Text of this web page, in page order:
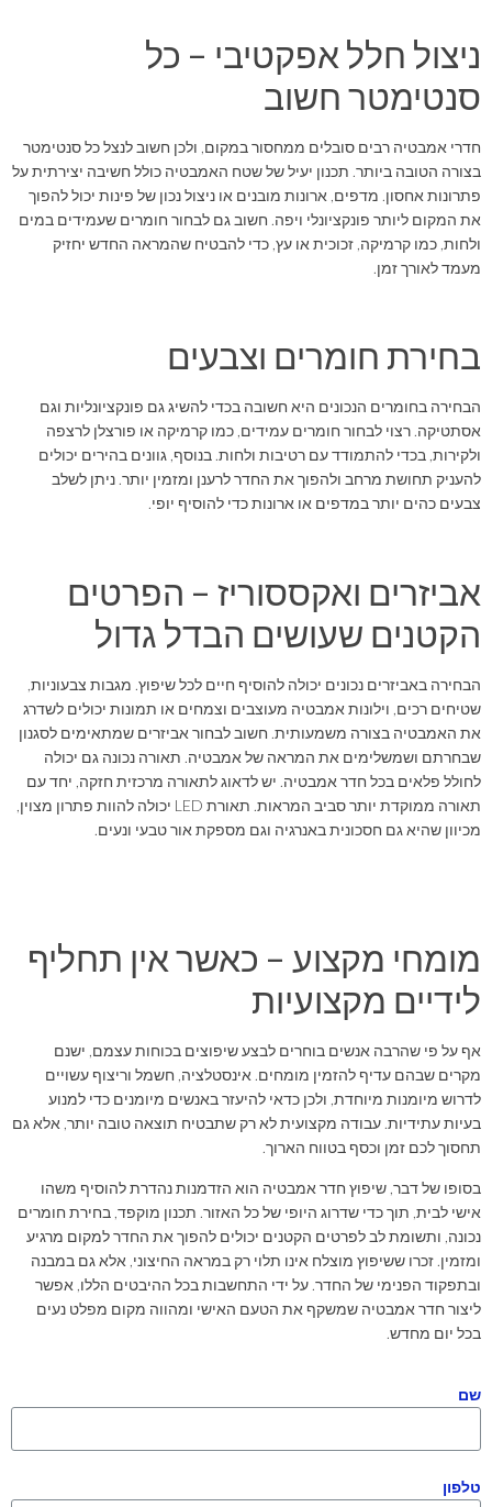
ניצול חלל אפקטיבי – כל
סנטימטר חשוב
חדרי אמבטיה רבים סובלים ממחסור במקום, ולכן חשוב לנצל כל סנטימטר
בצורה הטובה ביותר. תכנון יעיל של שטח האמבטיה כולל חשיבה יצירתית על
פתרונות אחסון. מדפים, ארונות מובנים או ניצול נכון של פינות יכול להפוך
את המקום ליותר פונקציונלי ויפה. חשוב גם לבחור חומרים שעמידים במים
ולחות, כמו קרמיקה, זכוכית או עץ, כדי להבטיח שהמראה החדש יחזיק
מעמד לאורך זמן.
בחירת חומרים וצבעים
הבחירה בחומרים הנכונים היא חשובה בכדי להשיג גם פונקציונליות וגם
אסתטיקה. רצוי לבחור חומרים עמידים, כמו קרמיקה או פורצלן לרצפה
ולקירות, בכדי להתמודד עם רטיבות ולחות. בנוסף, גוונים בהירים יכולים
להעניק תחושת מרחב ולהפוך את החדר לרענן ומזמין יותר. ניתן לשלב
צבעים כהים יותר במדפים או ארונות כדי להוסיף יופי.
אביזרים ואקססוריז – הפרטים
הקטנים שעושים הבדל גדול
הבחירה באביזרים נכונים יכולה להוסיף חיים לכל שיפוץ. מגבות צבעוניות,
שטיחים רכים, וילונות אמבטיה מעוצבים וצמחים או תמונות יכולים לשדרג
את האמבטיה בצורה משמעותית. חשוב לבחור אביזרים שמתאימים לסגנון
שבחרתם ושמשלימים את המראה של אמבטיה. תאורה נכונה גם יכולה
לחולל פלאים בכל חדר אמבטיה. יש לדאוג לתאורה מרכזית חזקה, יחד עם
תאורה ממוקדת יותר סביב המראות. תאורת LED יכולה להוות פתרון מצוין,
מכיוון שהיא גם חסכונית באנרגיה וגם מספקת אור טבעי ונעים.
מומחי מקצוע – כאשר אין תחליף
לידיים מקצועיות
אף על פי שהרבה אנשים בוחרים לבצע שיפוצים בכוחות עצמם, ישנם
מקרים שבהם עדיף להזמין מומחים. אינסטלציה, חשמל וריצוף עשויים
לדרוש מיומנות מיוחדת, ולכן כדאי להיעזר באנשים מיומנים כדי למנוע
בעיות עתידיות. עבודה מקצועית לא רק שתבטיח תוצאה טובה יותר, אלא גם
תחסוך לכם זמן וכסף בטווח הארוך.
בסופו של דבר, שיפוץ חדר אמבטיה הוא הזדמנות נהדרת להוסיף משהו
אישי לבית, תוך כדי שדרוג היופי של כל האזור. תכנון מוקפד, בחירת חומרים
נכונה, ותשומת לב לפרטים הקטנים יכולים להפוך את החדר למקום מרגיע
ומזמין. זכרו ששיפוץ מוצלח אינו תלוי רק במראה החיצוני, אלא גם במבנה
ובתפקוד הפנימי של החדר. על ידי התחשבות בכל ההיבטים הללו, אפשר
ליצור חדר אמבטיה שמשקף את הטעם האישי ומהווה מקום מפלט נעים
בכל יום מחדש.
שם
טלפון